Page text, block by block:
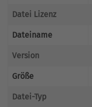
Datei Lizenz
Dateiname
Version
Größe
Datei-Typ